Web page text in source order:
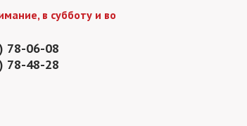
в субботу и воскресенье мы работаем до
78-06-08
78-48-28